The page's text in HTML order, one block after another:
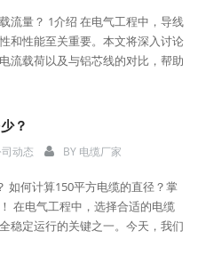
流量？ 1介绍 在电气工程中，导线
和性能至关重要。本文将深入讨论
流载荷以及与铝芯线的对比，帮助
？
动态 BY 电缆厂家
如何计算150平方电缆的直径？掌
在电气工程中，选择合适的电缆
稳定运行的关键之一。今天，我们